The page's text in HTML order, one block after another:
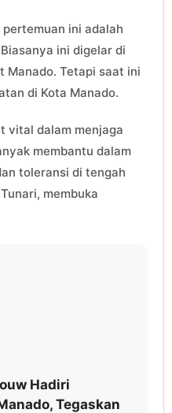
ini adalah
ini digelar di
Manado. Tetapi saat ini
di Kota Manado.
vital dalam menjaga
membantu dalam
toleransi di tengah
membuka
Hadiri
Tegaskan